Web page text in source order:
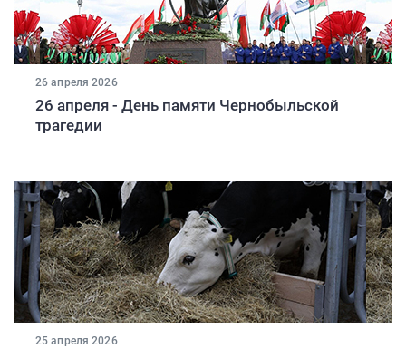
26 апреля 2026
26 апреля - День памяти Чернобыльской
трагедии
25 апреля 2026